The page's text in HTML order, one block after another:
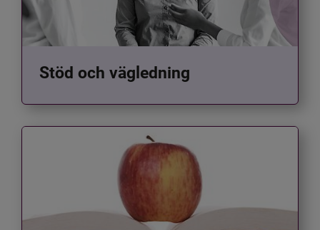
Stöd och vägledning